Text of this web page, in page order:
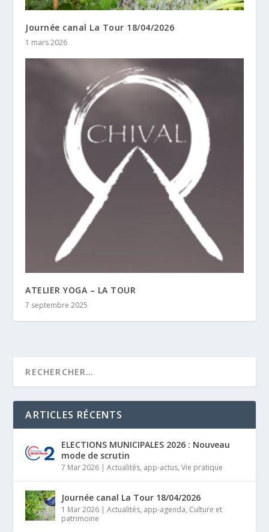
Journée canal La Tour 18/04/2026
1 mars 2026
ATELIER YOGA – LA TOUR
7 septembre 2025
ARTICLES RÉCENTS
ELECTIONS MUNICIPALES 2026 : Nouveau
mode de scrutin
7 Mar 2026 |Actualités, app-actus,Vie pratique
Journée canal La Tour 18/04/2026
1 Mar 2026 |Actualités, app-agenda, Culture et
patrimoine